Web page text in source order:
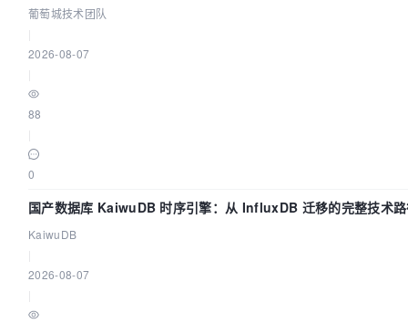
葡萄城技术团队
2026-08-07
88
0
国产数据库 KaiwuDB 时序引擎：从 InfluxDB 迁移的完整技术
KaiwuDB
2026-08-07